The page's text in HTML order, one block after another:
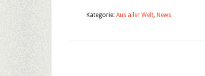
Kategorie: Aus aller Welt, News